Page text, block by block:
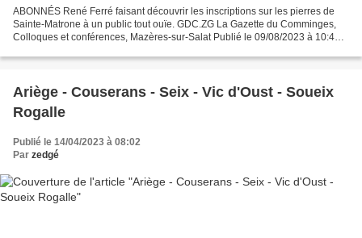
ABONNÉS René Ferré faisant découvrir les inscriptions sur les pierres de
Sainte-Matrone à un public tout ouïe. GDC.ZG La Gazette du Comminges,
Colloques et conférences, Mazères-sur-Salat Publié le 09/08/2023 à 10:40
Ariège - Couserans - Seix - Vic d'Oust - Soueix
Rogalle
Publié le 14/04/2023 à 08:02
Par zedgé